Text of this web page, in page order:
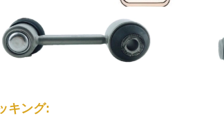
キング: